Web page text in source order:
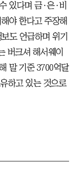
있다며 금·은·비
야 한다고 주장해
도 언급하며 위기
버크셔 해서웨이
말 기준 3700억달
하고 있는 것으로